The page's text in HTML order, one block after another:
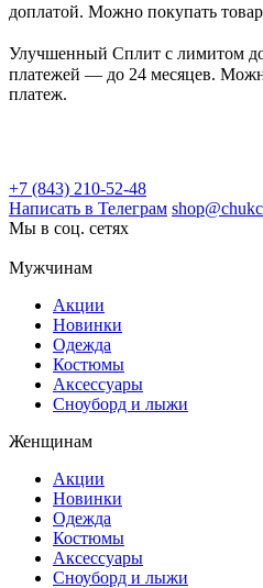
доплатой. Можно покупать
Улучшенный Сплит с лимитом
платежей — до 24 месяцев.
платеж.
+7 (843) 210-52-48
Написать в Телеграм
Мы в соц. сетях
Мужчинам
Акции
Новинки
Одежда
Костюмы
Аксессуары
Сноуборд и лыжи
Женщинам
Акции
Новинки
Одежда
Костюмы
Аксессуары
Сноуборд и лыжи